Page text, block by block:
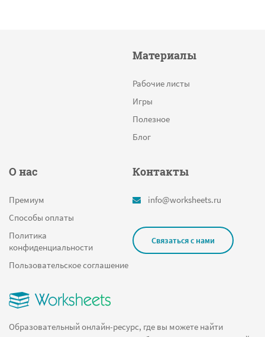
Образовательный онлайн-ресурс, где вы можете найти
Материалы
Рабочие листы
Игры
Полезное
Блог
О нас
Премиум
Способы оплаты
Политика
конфиденциальности
Пользовательское соглашение
Контакты
info@worksheets.ru
Связаться с нами